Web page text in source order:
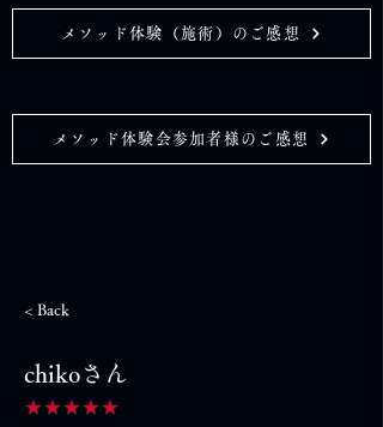
メソッド体験（施術）のご感想
メソッド体験会参加者様のご感想
< Back
chikoさん
★★★★★